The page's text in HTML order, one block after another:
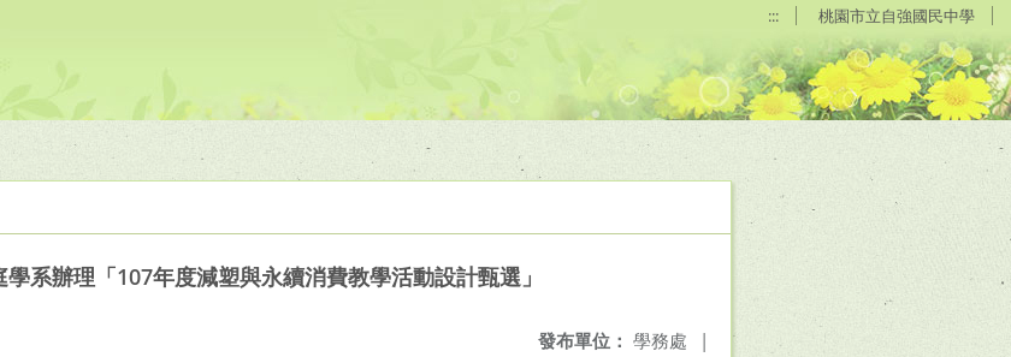
::: 桃園市立自強國民中學
系辦理「107年度減塑與永續消費教學活動設計甄選」
發布單位： 學務處 |